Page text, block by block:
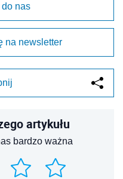
do nas
na newsletter
artykułu
bardzo ważna